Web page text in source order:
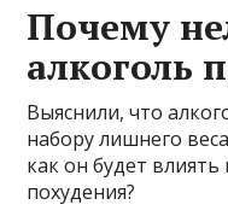
Почему
алкоголь
Выяснили, что
набору лишнего
как он будет
похудения?